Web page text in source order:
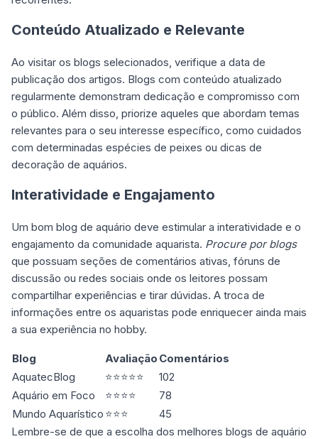
Conteúdo Atualizado e Relevante
Ao visitar os blogs selecionados, verifique a data de
publicação dos artigos. Blogs com conteúdo atualizado
regularmente demonstram dedicação e compromisso com
o público. Além disso, priorize aqueles que abordam temas
relevantes para o seu interesse específico, como cuidados
com determinadas espécies de peixes ou dicas de
decoração de aquários.
Interatividade e Engajamento
Um bom blog de aquário deve estimular a interatividade e o
engajamento da comunidade aquarista. Procure por blogs
que possuam seções de comentários ativas, fóruns de
discussão ou redes sociais onde os leitores possam
compartilhar experiências e tirar dúvidas. A troca de
informações entre os aquaristas pode enriquecer ainda mais
a sua experiência no hobby.
Blog Avaliação Comentários
AquatecBlog
⭐⭐⭐⭐⭐
102
Aquário em Foco
⭐⭐⭐⭐
78
Mundo Aquarístico ⭐⭐⭐
45
Lembre-se de que a escolha dos melhores blogs de aquário